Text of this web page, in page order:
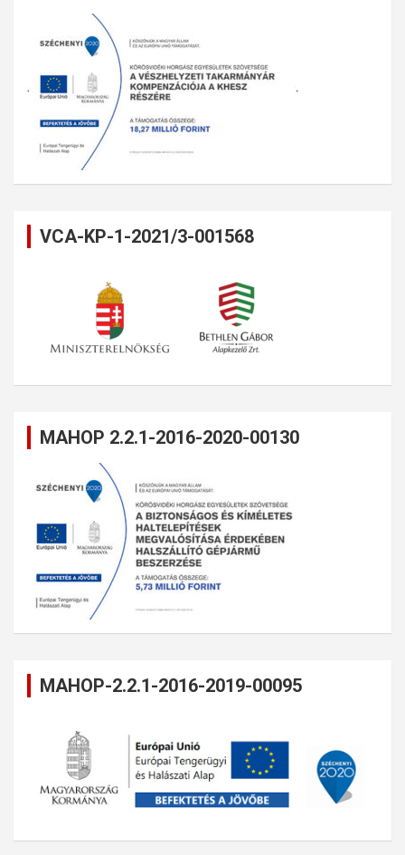
VCA-KP-1-2021/3-001568
MAHOP 2.2.1-2016-2020-00130
MAHOP-2.2.1-2016-2019-00095